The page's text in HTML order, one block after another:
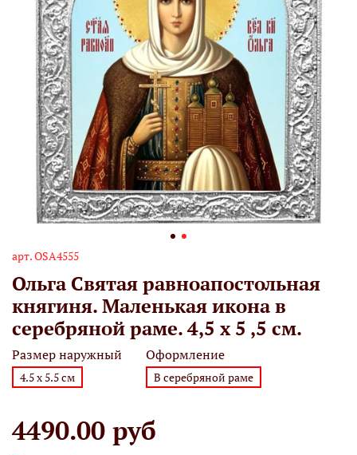
арт.OSA4555
Ольга Святая равноапостольная
княгиня. Маленькая икона в
серебряной раме. 4,5 х 5 ,5 см.
Размер наружный
4.5 х 5.5 см
Оформление
В серебряной раме
4490.00 руб